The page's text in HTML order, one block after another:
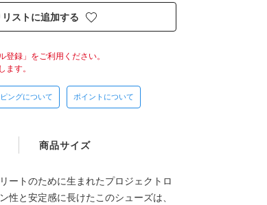
ストに追加する
録」をご利用ください。
す。
ングについて ポイントについて
ートのために生まれたプロジェクトロ
性と安定感に長けたこのシューズは、
商品サイズ